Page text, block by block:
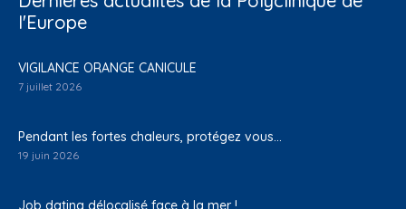
l'Europe
VIGILANCE ORANGE CANICULE
7 juillet 2026
Pendant les fortes chaleurs, protégez vous…
19 juin 2026
Job dating délocalisé face à la mer !